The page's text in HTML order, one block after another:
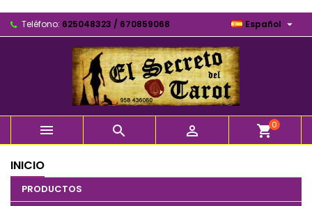
Teléfono: 625048323 / 670859068 Español 
   shopping_cart0
INICIO
PRODUCTOS